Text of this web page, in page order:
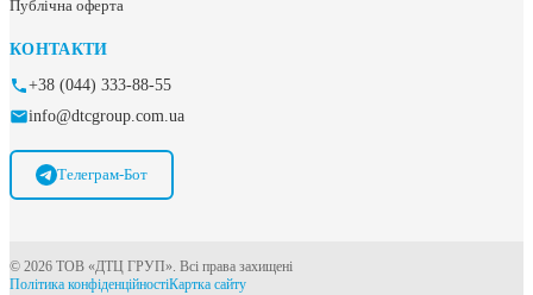
Публічна оферта
КОНТАКТИ
+38 (044) 333-88-55
info@dtcgroup.com.ua
Телеграм-Бот
© 2026 ТОВ «ДТЦ ГРУП». Всі права захищені
Політика конфіденційностіКартка сайту